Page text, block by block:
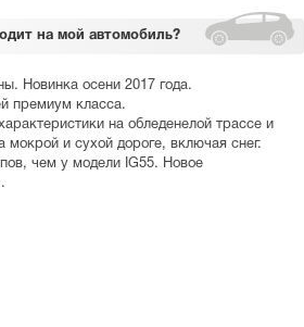
на мой автомобиль?
Новинка осени 2017 года.
премиум класса.
на обледенелой трассе и
мокрой и сухой дороге, включая снег.
чем у модели IG55. Новое